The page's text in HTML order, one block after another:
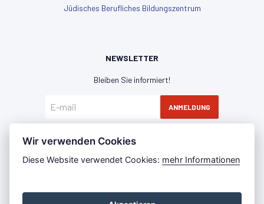
Jüdisches Berufliches Bildungszentrum
NEWSLETTER
Bleiben Sie informiert!
ANMELDUNG
einverstanden
Wir verwenden Cookies
Diese Website verwendet Cookies: mehr Informationen